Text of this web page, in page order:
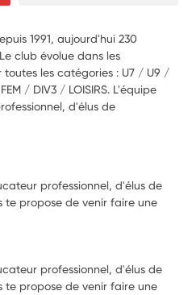
1991, aujourd'hui 230
club évolue dans les
les catégories : U7 / U9 /
/ DIV3 / LOISIRS. L'équipe
d'élus de
professionnel, d'élus de
te propose de venir faire une
professionnel, d'élus de
te propose de venir faire une